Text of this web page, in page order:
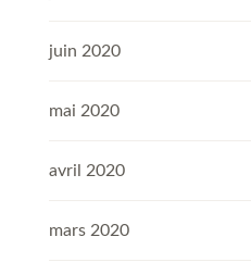
juin 2020
mai 2020
avril 2020
mars 2020